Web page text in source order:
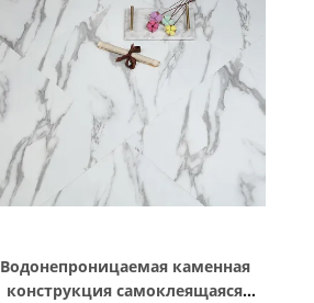
Водонепроницаемая каменная
конструкция самоклеящаяся